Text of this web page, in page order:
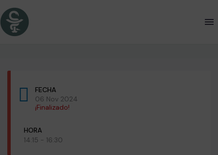
FECHA
06 Nov 2024
¡Finalizado!
HORA
14:15 - 16:30